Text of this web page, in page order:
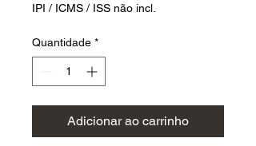
IPI / ICMS / ISS não incl.
Quantidade *
Adicionar ao carrinho